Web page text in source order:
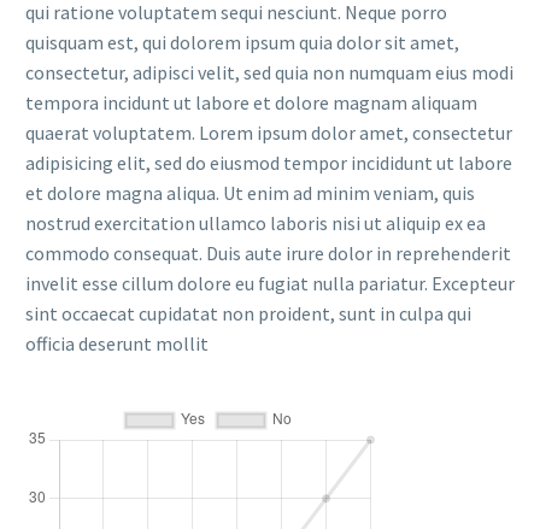
qui ratione voluptatem sequi nesciunt. Neque porro
quisquam est, qui dolorem ipsum quia dolor sit amet,
consectetur, adipisci velit, sed quia non numquam eius modi
tempora incidunt ut labore et dolore magnam aliquam
quaerat voluptatem. Lorem ipsum dolor amet, consectetur
adipisicing elit, sed do eiusmod tempor incididunt ut labore
et dolore magna aliqua. Ut enim ad minim veniam, quis
nostrud exercitation ullamco laboris nisi ut aliquip ex ea
commodo consequat. Duis aute irure dolor in reprehenderit
invelit esse cillum dolore eu fugiat nulla pariatur. Excepteur
sint occaecat cupidatat non proident, sunt in culpa qui
officia deserunt mollit